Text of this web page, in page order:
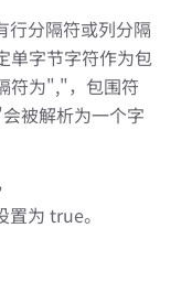
行分隔符或列分隔
单字节字符作为包
符为","，包围符
被解析为一个字
为 true。